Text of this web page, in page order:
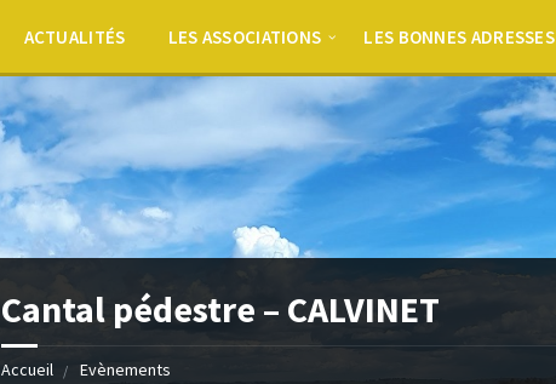
ACTUALITÉS LES ASSOCIATIONS LES BONNES ADRESSES
Cantal pédestre – CALVINET
Accueil Evènements